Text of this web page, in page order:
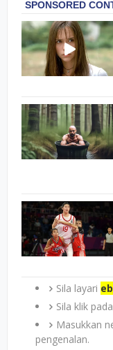
Sila layari
Sila klik
Masukkan
pengenalan.